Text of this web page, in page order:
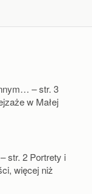
– str. 3
w Małej
str. 2 Portrety i
więcej niż